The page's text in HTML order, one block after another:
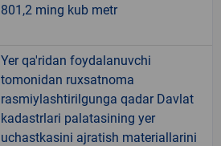
801,2 ming kub metr
Yer qa'ridan foydalanuvchi
tomonidan ruxsatnoma
rasmiylashtirilgunga qadar Davlat
kadastrlari palatasining yer
uchastkasini ajratish materiallarini